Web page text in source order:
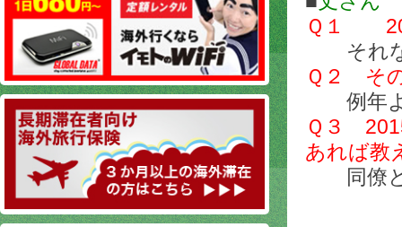
Ｑ１
それな
Ｑ２ そ
例年よ
Ｑ３
あれば教
同僚と